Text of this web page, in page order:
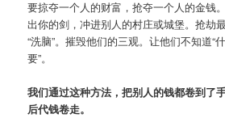
要掠夺一个人的财富，抢夺一个人的金钱
出你的剑，冲进别人的村庄或城堡。抢劫
“洗脑”。摧毁他们的三观。让他们不知道“
要”。
我们通过这种方法，把别人的钱都卷到了
后代钱卷走。